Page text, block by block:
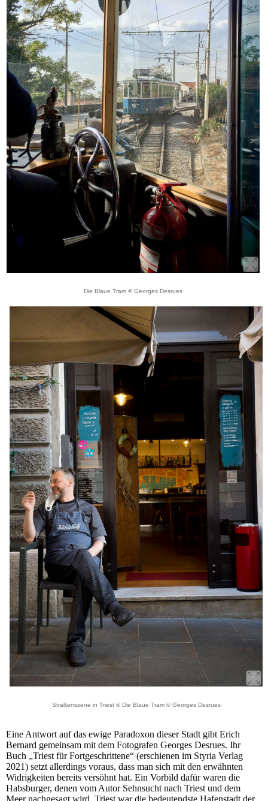
Die Blaue Tram © Georges Desrues
Straßenszene in Triest © Die Blaue Tram © Georges Desrues
Eine Antwort auf das ewige Paradoxon dieser Stadt gibt Erich
Bernard gemeinsam mit dem Fotografen Georges Desrues. Ihr
Buch „Triest für Fortgeschrittene“ (erschienen im Styria Verlag
2021) setzt allerdings voraus, dass man sich mit den erwähnten
Widrigkeiten bereits versöhnt hat. Ein Vorbild dafür waren die
Habsburger, denen vom Autor Sehnsucht nach Triest und dem
Meer nachgesagt wird. Triest war die bedeutendste Hafenstadt der